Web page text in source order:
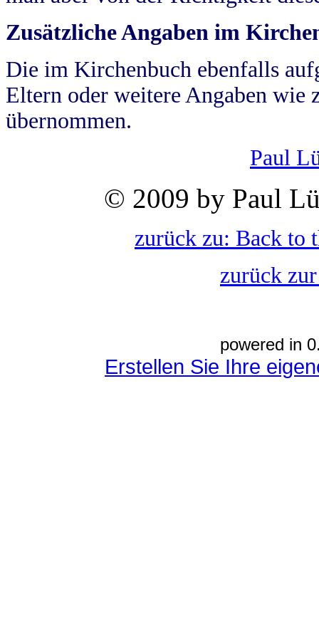
Zusätzliche Angaben im
Die im Kirchenbuch ebenfalls
Eltern oder weitere Angaben wie
übernommen.
Paul
© 2009 by Paul
zurück zu: Back to
zurück
powered in
Erstellen Sie Ihre